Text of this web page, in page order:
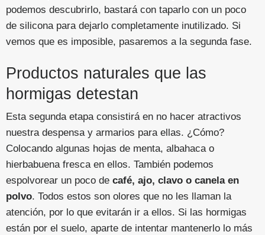
podemos descubrirlo, bastará con taparlo con un poco
de silicona para dejarlo completamente inutilizado. Si
vemos que es imposible, pasaremos a la segunda fase.
Productos naturales que las
hormigas detestan
Esta segunda etapa consistirá en no hacer atractivos
nuestra despensa y armarios para ellas. ¿Cómo?
Colocando algunas hojas de menta, albahaca o
hierbabuena fresca en ellos. También podemos
espolvorear un poco de café, ajo, clavo o canela en
polvo. Todos estos son olores que no les llaman la
atención, por lo que evitarán ir a ellos. Si las hormigas
están por el suelo, aparte de intentar mantenerlo lo más